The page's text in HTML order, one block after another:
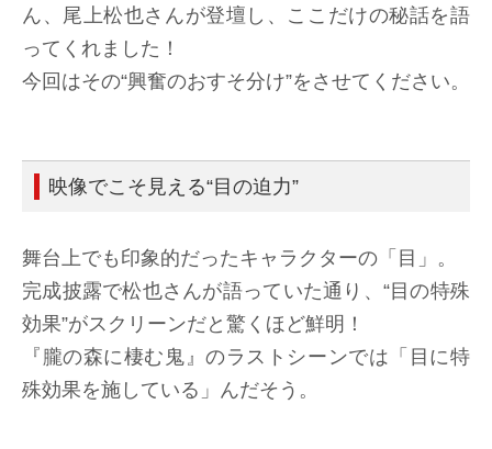
ん、尾上松也さんが登壇し、ここだけの秘話を語
ってくれました！
今回はその“興奮のおすそ分け”をさせてください。
映像でこそ見える“目の迫力”
舞台上でも印象的だったキャラクターの「目」。
完成披露で松也さんが語っていた通り、“目の特殊
効果”がスクリーンだと驚くほど鮮明！
『朧の森に棲む鬼』のラストシーンでは「目に特
殊効果を施している」んだそう。